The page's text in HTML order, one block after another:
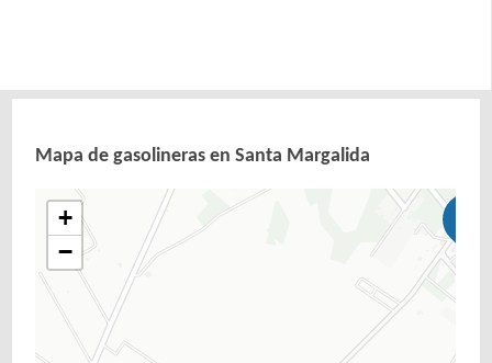
Mapa de gasolineras en Santa Margalida
+
−